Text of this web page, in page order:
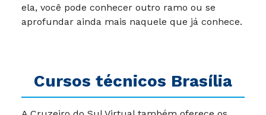
ela, você pode conhecer outro ramo ou se
aprofundar ainda mais naquele que já conhece.
Cursos técnicos Brasília